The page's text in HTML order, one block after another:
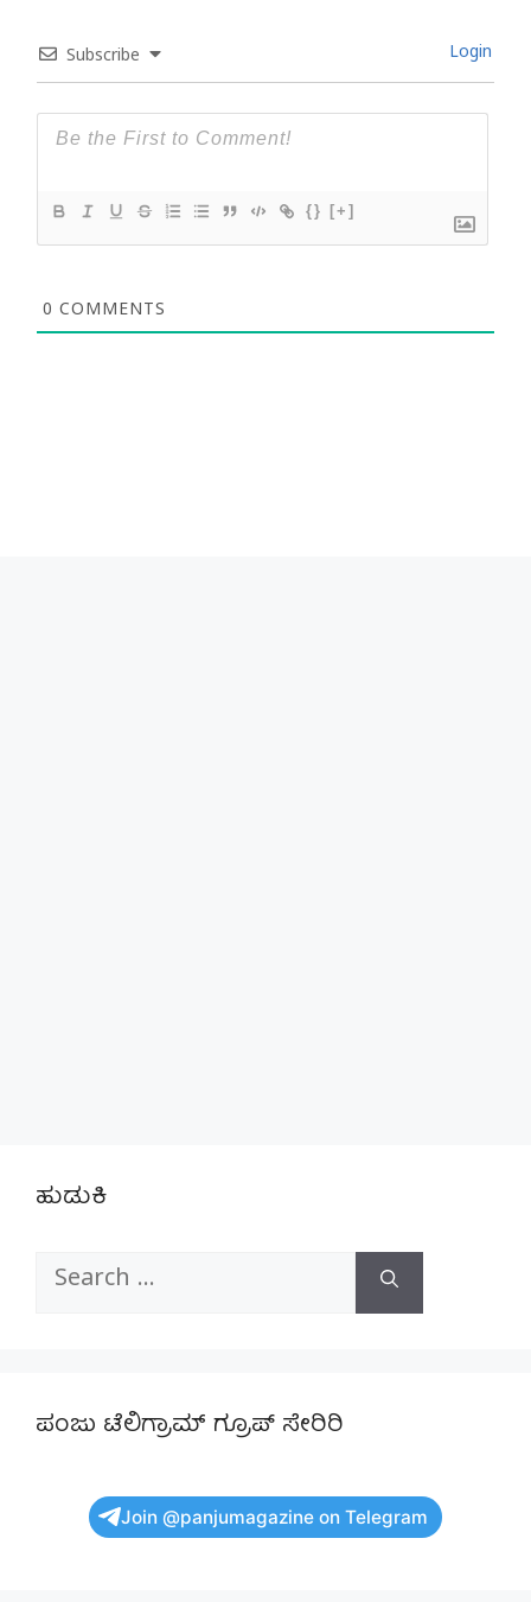
Subscribe Login
{} [+]
0 COMMENTS
ಹುಡುಕಿ
Search
ಪಂಜು ಟೆಲಿಗ್ರಾಮ್ ಗ್ರೂಪ್ ಸೇರಿರಿ
Join @panjumagazine on Telegram